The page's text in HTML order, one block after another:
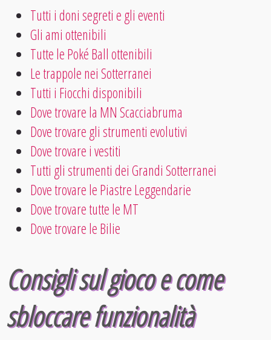
Tutti i doni segreti e gli eventi
Gli ami ottenibili
Tutte le Poké Ball ottenibili
Le trappole nei Sotterranei
Tutti i Fiocchi disponibili
Dove trovare la MN Scacciabruma
Dove trovare gli strumenti evolutivi
Dove trovare i vestiti
Tutti gli strumenti dei Grandi Sotterranei
Dove trovare le Piastre Leggendarie
Dove trovare tutte le MT
Dove trovare le Bilie
Consigli sul gioco e come
sbloccare funzionalità